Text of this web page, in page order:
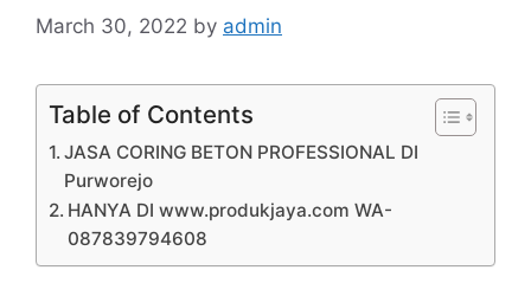
March 30, 2022 by admin
Table of Contents
JASA CORING BETON PROFESSIONAL DI
Purworejo
HANYA DI www.produkjaya.com WA-
087839794608